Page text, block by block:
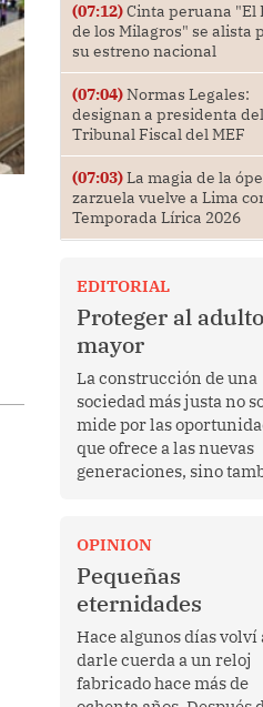
(07:12)Cinta peruana "El
de los Milagros" se alista
su estreno nacional
(07:04)Normas Legales:
designan a presidenta del
Tribunal Fiscal del MEF
(07:03)La magia de la
zarzuela vuelve a Lima
Temporada Lírica 2026
EDITORIAL
Proteger al adulto
mayor
La construcción de una
sociedad más justa no
mide por las
que ofrece a las nuevas
generaciones, sino
de una vida de esfuerzo y
trabajo, afrontan la vejez
condiciones de
vulnerabilidad. El
formulado por la
de la república, Keiko
Fujimori, de
OPINION
Pequeñas
eternidades
Hace algunos días volví
darle cuerda a un reloj
fabricado hace más de